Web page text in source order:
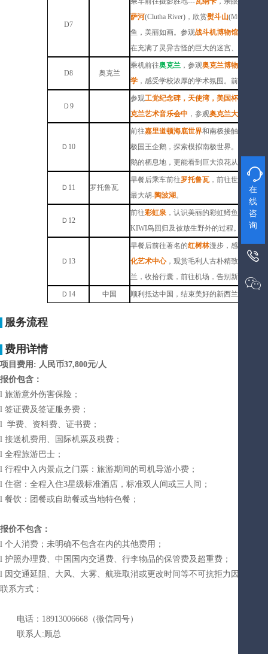
D7
萨河(Clutha River)，欣赏熨斗山(Mt Iron)、
鱼，美丽如画。参观战斗机博物馆
在充满了灵异古怪的巨大的迷宫、幻觉屋
D8 奥克兰
乘机前往奥克兰 ，参观奥克兰博物馆
学 ，感受学校浓厚的学术氛围。前往奥克
Ｄ9
参观工党纪念碑，天使湾，美国杯帆船旧
克兰艺术音乐会中 ，参观奥克兰大学
Ｄ10
前往嘉里道顿海底世界和南极接触 - 穿越
极国王企鹅，探索模拟南极世界。造访美
鹅的栖息地，更能看到巨大浪花从洞穴形
Ｄ11 罗托鲁瓦
早餐后乘车前往罗托鲁瓦，前往世界八大
最大胡-陶波湖。
Ｄ12
前往彩虹泉 ，认识美丽的彩虹鳟鱼，在
KIWI鸟回归及被放生野外的过程。
Ｄ13
早餐后前往著名的红树林漫步，感受新西
化艺术中心，观赏毛利人古朴精致的雕刻
兰，收拾行囊，前往机场，告别新西兰，
Ｄ14 中国 顺利抵达中国，结束美好的新西兰游学
服务流程
费用详情
项目费用 : 人民币37,800元/人
报价包含：
l 旅游意外伤害保险；
l 签证费及签证服务费；
l 学费、资料费、证书费；
l 接送机费用、国际机票及税费；
l 全程旅游巴士；
l 行程中入内景点之门票：旅游期间的司机导游小费；
l 住宿：全程入住3星级标准酒店，标准双人间或三人间；
l 餐饮：团餐或自助餐或当地特色餐；
报价不包含：
l 个人消费；未明确不包含在内的其他费用；
l 护照办理费、中国国内交通费、行李物品的保管费及超重费；
l 因交通延阻、大风、大雾、航班取消或更改时间等不可抗拒力因素所引
联系方式：
电话：18913006668（微信同号）
联系人:顾总

在
线
咨
询

